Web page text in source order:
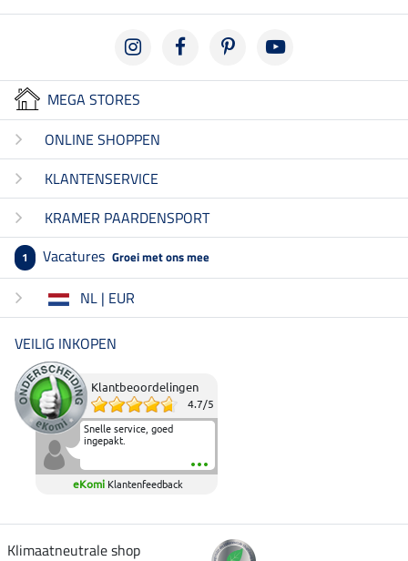
MEGA STORES
ONLINE SHOPPEN
KLANTENSERVICE
KRAMER PAARDENSPORT
1 Vacatures Groei met ons mee
NL | EUR
VEILIG INKOPEN
Klantbeoordelingen
4.7/5
Snelle service, goed
ingepakt.
eKomi Klantenfeedback
Klimaatneutrale shop